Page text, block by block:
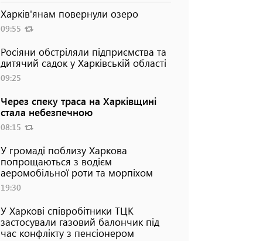
Харків'янам повернули озеро
09:55
Росіяни обстріляли підприємства та
дитячий садок у Харківській області
09:25
Через спеку траса на Харківщині
стала небезпечною
08:15
У громаді поблизу Харкова
попрощаються з водієм
аеромобільної роти та морпіхом
19:30
У Харкові співробітники ТЦК
застосували газовий балончик під
час конфлікту з пенсіонером